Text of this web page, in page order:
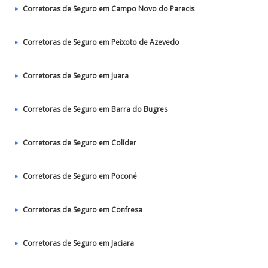
Corretoras de Seguro em Campo Novo do Parecis
Corretoras de Seguro em Peixoto de Azevedo
Corretoras de Seguro em Juara
Corretoras de Seguro em Barra do Bugres
Corretoras de Seguro em Colíder
Corretoras de Seguro em Poconé
Corretoras de Seguro em Confresa
Corretoras de Seguro em Jaciara